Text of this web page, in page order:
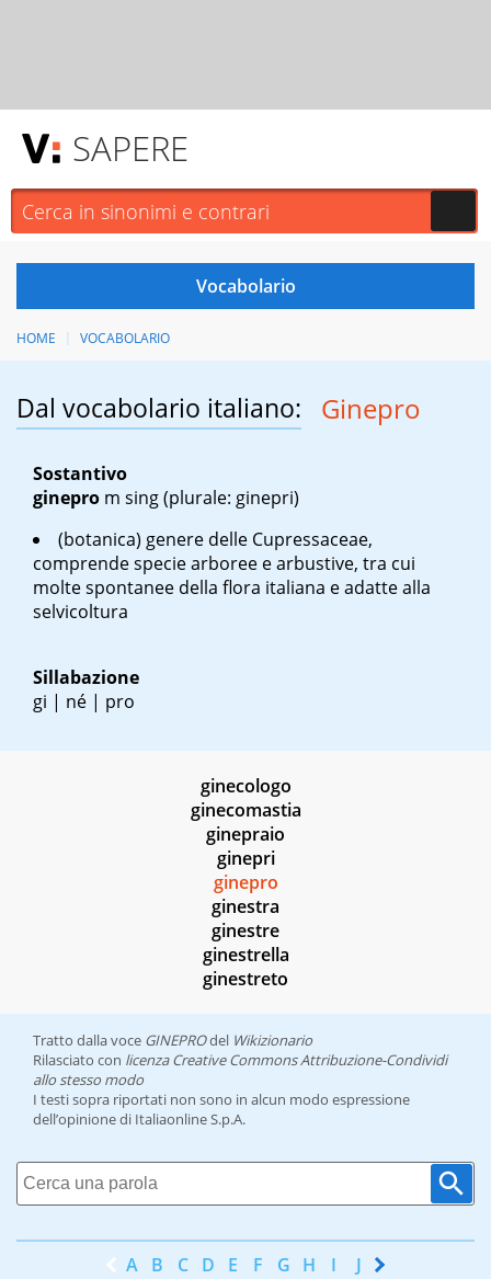
SAPERE
HOME VOCABOLARIO
Dal vocabolario italiano: Ginepro
Sostantivo
ginepro m sing(plurale: ginepri)
(botanica) genere delle Cupressaceae,
comprende specie arboree e arbustive, tra cui
molte spontanee della flora italiana e adatte alla
selvicoltura
Sillabazione
gi | né | pro
ginecologo
ginecomastia
ginepraio
ginepri
ginepro
ginestra
ginestre
ginestrella
ginestreto
Tratto dalla voce GINEPROdel Wikizionario
Rilasciato con licenza Creative Commons Attribuzione-Condividi
allo stesso modo
I testi sopra riportati non sono in alcun modo espressione
dell’opinione di Italiaonline S.p.A.
A B C D E F G H I J K